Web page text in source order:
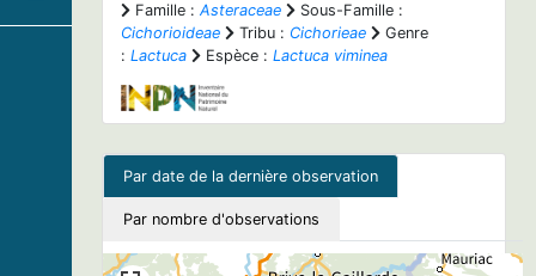
Famille : Asteraceae
Sous-Famille :
Cichorioideae
Tribu : Cichorieae
Genre
: Lactuca Espèce : Lactuca viminea
Par date de la dernière observation
Par nombre d'observations